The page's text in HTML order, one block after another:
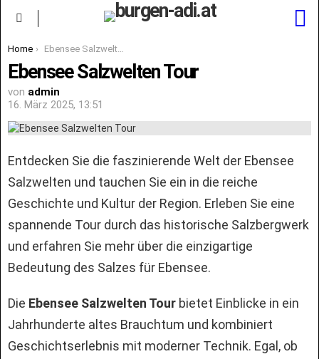
You are here:
Home Ebensee Salzwelten Tour
Ebensee Salzwelten Tour
von admin
16. März 2025, 13:51
Entdecken Sie die faszinierende Welt der Ebensee
Salzwelten und tauchen Sie ein in die reiche
Geschichte und Kultur der Region. Erleben Sie eine
spannende Tour durch das historische Salzbergwerk
und erfahren Sie mehr über die einzigartige
Bedeutung des Salzes für Ebensee.
Die Ebensee Salzwelten Tour bietet Einblicke in ein
Jahrhunderte altes Brauchtum und kombiniert
Geschichtserlebnis mit moderner Technik. Egal, ob